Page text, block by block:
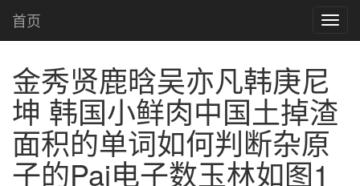
首页
金秀贤鹿晗吴亦凡韩庚尼
坤 韩国小鲜肉中国土掉渣
面积的单词如何判断杂原
子的Pai电子数玉林如图1